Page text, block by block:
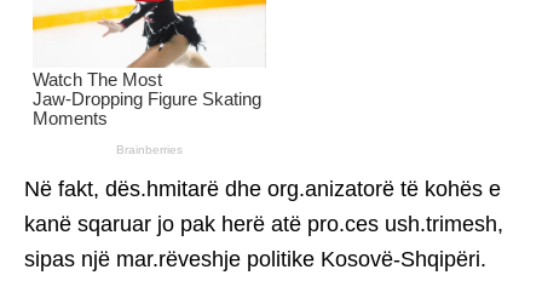
Në fakt, dës.hmitarë dhe org.anizatorë të kohës e
kanë sqaruar jo pak herë atë pro.ces ush.trimesh,
sipas një mar.rëveshje politike Kosovë-Shqipëri.